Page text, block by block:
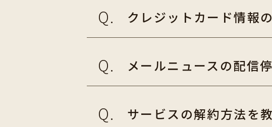
クレジットカード情報
メールニュースの配信
サービスの解約方法を